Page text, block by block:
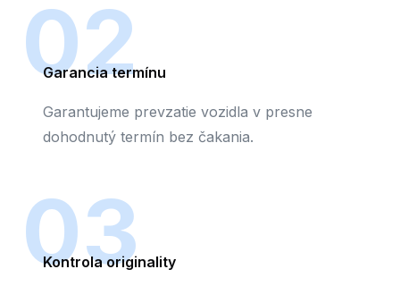
02
Garancia termínu
Garantujeme prevzatie vozidla v presne
dohodnutý termín bez čakania.
03
Kontrola originality